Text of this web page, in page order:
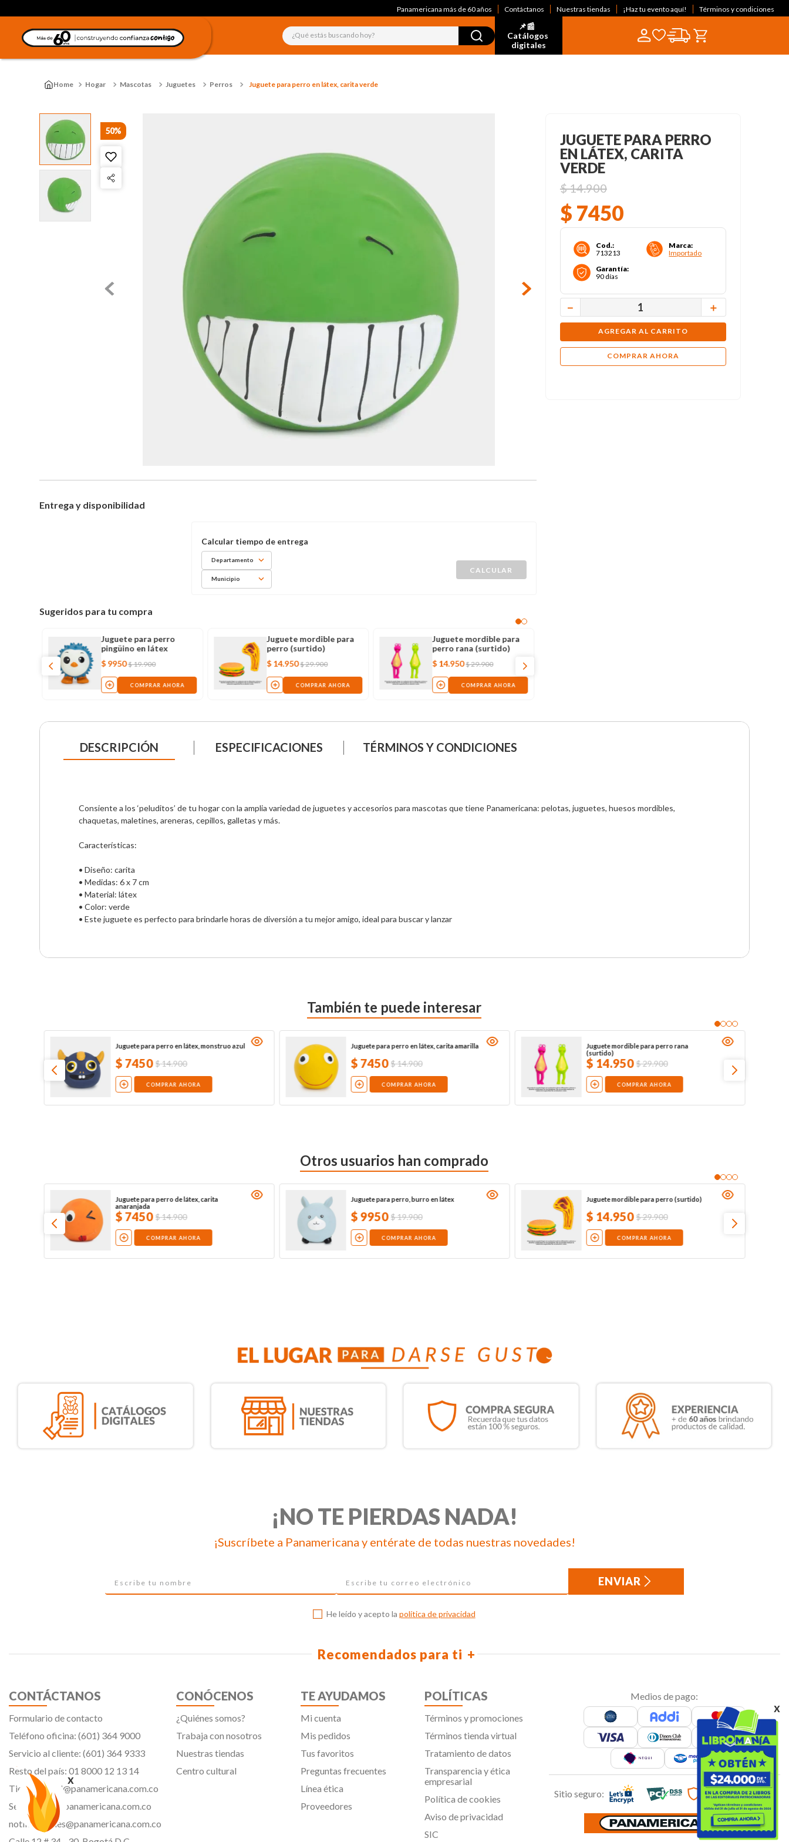
x
x
Panamericana más de 60 años Contáctanos Nuestras tiendas ¡Haz tu evento aquí! Términos y condiciones
¿Qué estás buscando hoy?
📌📰
Catálogos
digitales
Hogar Mascotas Juguetes Perros Juguete para perro en látex, carita verde
50%
Entrega y disponibilidad
Departamento
Municipio
Sugeridos para tu compra
Juguete para perro
pingüino en látex
$ 9950 $19.900
COMPRAR AHORA
Juguete mordible para
perro (surtido)
$ 14.950 $29.900
COMPRAR AHORA
Juguete mordible para
perro rana (surtido)
$ 14.950 $29.900
COMPRAR AHORA
JUGUETE PARA PERRO
EN LÁTEX, CARITA
VERDE
$14.900
$ 7450
Cod.:
713213
Marca:
Importado
Garantía:
90 días
＋
－
AGREGAR AL CARRITO
COMPRAR AHORA
DESCRIPCIÓN ESPECIFICACIONES TÉRMINOS Y CONDICIONES
Consiente a los ‘peluditos’ de tu hogar con la amplia variedad de juguetes y accesorios para mascotas que tiene Panamericana: pelotas, juguetes, huesos mordibles,
chaquetas, maletines, areneras, cepillos, galletas y más.
Características:
• Diseño: carita
• Medidas: 6 x 7 cm
• Material: látex
• Color: verde
• Este juguete es perfecto para brindarle horas de diversión a tu mejor amigo, ideal para buscar y lanzar
También te puede interesar
Juguete para perro en látex, monstruo azul
$7450 $14.900
COMPRAR AHORA
Juguete para perro en látex, carita amarilla
$7450 $14.900
COMPRAR AHORA
Juguete mordible para perro rana
(surtido)
$ 14.950 $29.900
COMPRAR AHORA
Otros usuarios han comprado
Juguete para perro de látex, carita
anaranjada
$7450 $14.900
COMPRAR AHORA
Juguete para perro, burro en látex
$9950 $19.900
COMPRAR AHORA
Juguete mordible para perro (surtido)
$ 14.950 $29.900
COMPRAR AHORA
¡NO TE PIERDAS NADA!
¡Suscríbete a Panamericana y entérate de todas nuestras novedades!
ENVIAR
He leído y acepto la política de privacidad
Recomendados para ti
CONTÁCTANOS
Formulario de contacto
Teléfono oficina: (601) 364 9000
Servicio al cliente: (601) 364 9333
Resto del país: 01 8000 12 13 14
Tiendavirtual@panamericana.com.co
Servicliente@panamericana.com.co
notificaciones@panamericana.com.co
CONÓCENOS
¿Quiénes somos?
Trabaja con nosotros
Nuestras tiendas
Centro cultural
TE AYUDAMOS
Mi cuenta
Mis pedidos
Tus favoritos
Preguntas frecuentes
Línea ética
Proveedores
POLÍTICAS
Términos y promociones
Términos tienda virtual
Tratamiento de datos
Transparencia y ética
empresarial
Política de cookies
Aviso de privacidad
SIC
Medios de pago:
Sitio seguro: